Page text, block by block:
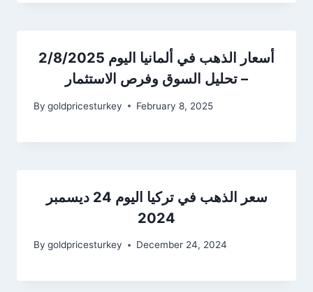
أسعار الذهب في ألمانيا اليوم 2/8/2025
– تحليل السوق وفرص الاستثمار
By goldpricesturkey February 8, 2025
سعر الذهب في تركيا اليوم 24 ديسمبر
2024
By goldpricesturkey December 24, 2024